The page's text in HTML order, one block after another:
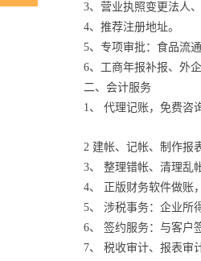
3、营业执照变更法人
4、推荐注册地址。
5、专项审批：食品流
6、工商年报补报、外企
二、会计服务
1、 代理记账，免费咨
2 建帐、记帐、制作报
3、 整理错帐、清理乱
4、 正版财务软件做账
5、 涉税事务：企业所
6、 签约服务：与客户
7、 税收审计、报表审